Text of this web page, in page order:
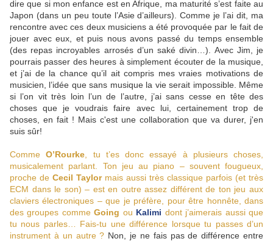
dire que si mon enfance est en Afrique, ma maturité s’est faite au
Japon (dans un peu toute l’Asie d’ailleurs). Comme je l’ai dit, ma
rencontre avec ces deux musiciens a été provoquée par le fait de
jouer avec eux, et puis nous avons passé du temps ensemble
(des repas incroyables arrosés d’un saké divin…). Avec Jim, je
pourrais passer des heures à simplement écouter de la musique,
et j’ai de la chance qu’il ait compris mes vraies motivations de
musicien, l’idée que sans musique la vie serait impossible. Même
si l’on vit très loin l’un de l’autre, j’ai sans cesse en tête des
choses que je voudrais faire avec lui, certainement trop de
choses, en fait ! Mais c'est une collaboration que va durer, j'en
suis sûr!
CommeO’Rourke , tu t’es donc essayé à plusieurs choses,
musicalement parlant. Ton jeu au piano – souvent fougueux,
proche de Cecil Taylormais aussi très classique parfois (et très
ECM dans le son) – est en outre assez différent de ton jeu aux
claviers électroniques – que je préfère, pour être honnête, dans
des groupes commeGoing ou Kalimi dont j’aimerais aussi que
tu nous parles… Fais-tu une différence lorsque tu passes d’un
instrument à un autre ? Non, je ne fais pas de différence entre